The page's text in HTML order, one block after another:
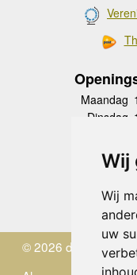
Wij
Wij
uw
Maandag
Dinsdag
Donderdag
Vrijdag
© 2026 de Zwerver